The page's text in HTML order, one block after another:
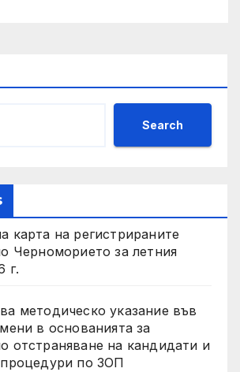
Search
карта на регистрираните
Черноморието за летния
г.
методическо указание във
в основанията за
отстраняване на кандидати и
по ЗОП